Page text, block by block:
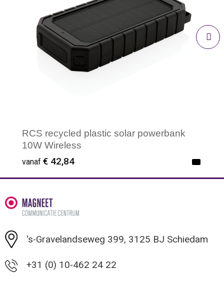
RCS recycled plastic solar powerbank
10W Wireless
vanaf € 42,84
Minimale afname: 1
's-Gravelandseweg 399, 3125 BJ Schiedam
+31 (0) 10-462 24 22